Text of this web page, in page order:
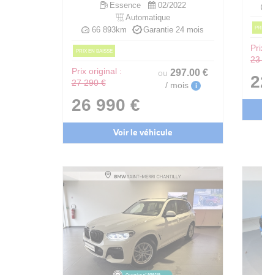
Essence
02/2022
Automatique
66 893km
Garantie 24 mois
PRIX EN BAISSE
Prix original :
27 290 €
26 990 €
ou297.00 €
/ mois i
Voir le véhicule
23